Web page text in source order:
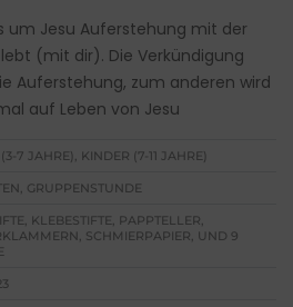
um Jesu Auferstehung mit der
(mit dir). Die Verkündigung
Auferstehung, zum anderen wird
auf Leben von Jesu
7 JAHRE), KINDER (7-11 JAHRE)
GRUPPENSTUNDE
KLEBESTIFTE, PAPPTELLER,
SCHMIERPAPIER, UND 9